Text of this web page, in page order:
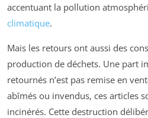
accentuant la pollution
climatique.
Mais les retours ont aussi des
production de déchets. Une part
retournés n’est pas remise en
abîmés ou invendus, ces articles
incinérés. Cette destruction